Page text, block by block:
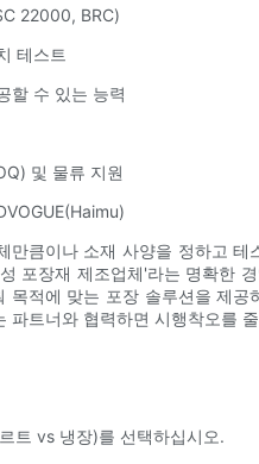
22000, BRC)
테스트
할 수 있는 능력
및 물류 지원
큼이나 소재 사양을 정하고
포장재 제조업체'라는 명확한
적에 맞는 포장 솔루션을 제
트너와 협력하면 시행착오를
트 vs 냉장)를 선택하십시오.